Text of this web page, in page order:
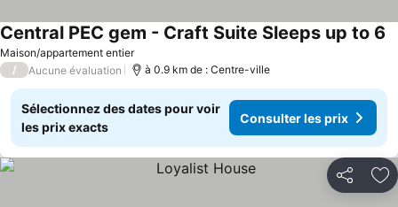
Maison/appartement entier
Central PEC gem - Craft Suite Sleeps up to 6
/ Aucune évaluation à 0.9 km de : Centre-ville
Sélectionnez des dates pour voir
les prix exacts
Consulter les prix
Partager